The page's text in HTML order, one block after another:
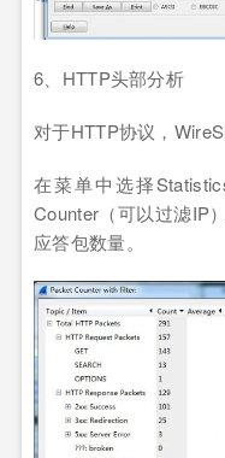
6、HTTP头部分析
对于HTTP协议，
在菜单中选择
Counter（可以过滤IP
应答包数量。